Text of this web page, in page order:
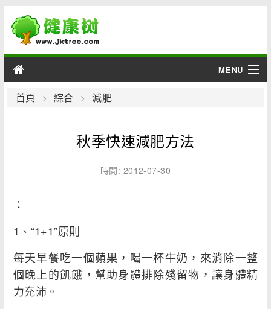
MENU
男性
首頁 綜合 減肥
秋季快速減肥方法
時間: 2012-07-30
：
1、“1+1”原則
每天早餐吃一個蘋果，喝一杯牛奶，來消除一整
個晚上的飢餓，幫助身體排除殘留物，讓身體精
力充沛。